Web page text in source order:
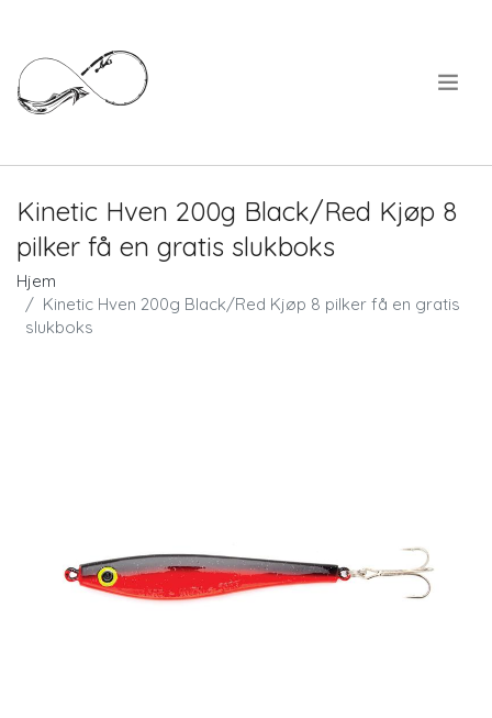
Kinetic Hven 200g Black/Red Kjøp 8
pilker få en gratis slukboks
Hjem
Kinetic Hven 200g Black/Red Kjøp 8 pilker få en gratis
slukboks